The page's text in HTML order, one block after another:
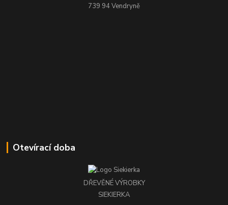
739 94 Vendryně
Otevírací doba
DŘEVĚNÉ VÝROBKY
SIEKIERKA